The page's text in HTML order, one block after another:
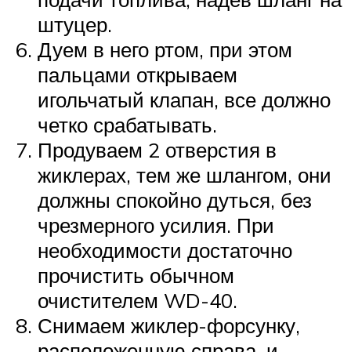
штуцер.
Дуем в него ртом, при этом
пальцами открываем
игольчатый клапан, все должно
четко срабатывать.
Продуваем 2 отверстия в
жиклерах, тем же шлангом, они
должны спокойно дуться, без
чрезмерного усилия. При
необходимости достаточно
прочистить обычном
очистителем WD-40.
Снимаем жиклер-форсунку,